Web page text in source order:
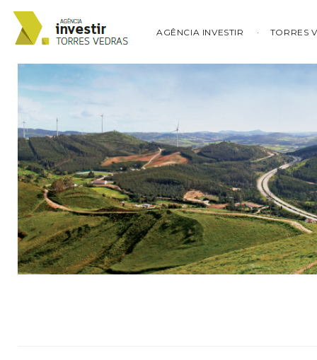
AGÊNCIA INVESTIR TORRES